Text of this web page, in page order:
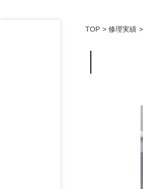
TOP 修理実績